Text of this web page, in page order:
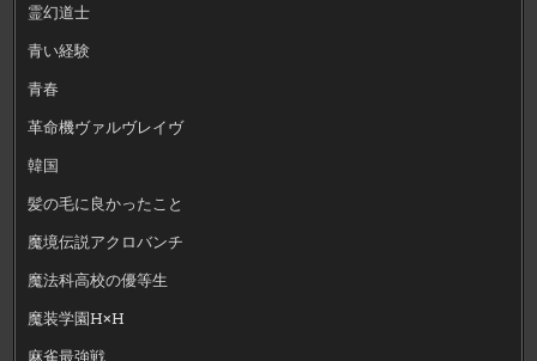
霊幻道士
青い経験
青春
革命機ヴァルヴレイヴ
韓国
髪の毛に良かったこと
魔境伝説アクロバンチ
魔法科高校の優等生
魔装学園H×H